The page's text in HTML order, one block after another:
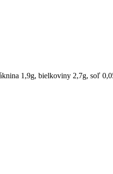
1,9g, bielkoviny 2,7g, soľ